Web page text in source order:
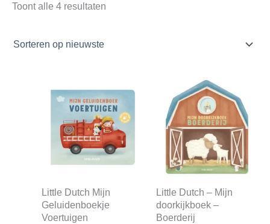
Toont alle 4 resultaten
Little Dutch Mijn
Geluidenboekje
Voertuigen
prijs
was:
€16,95.
prijs
is:
€15,99.
Little Dutch – Mijn
doorkijkboek –
Boerderij
Oorspronkelijke
prijs
was:
€14,95.
Huidige
prijs
is:
€11,81.